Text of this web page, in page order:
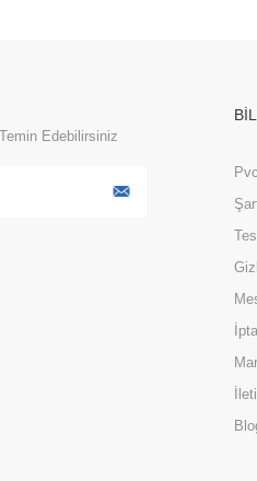
Edebilirsiniz